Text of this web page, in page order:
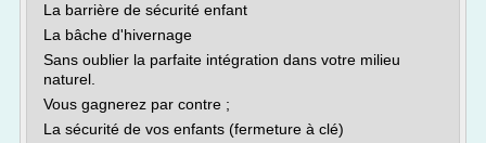
La barrière de sécurité enfant
La bâche d'hivernage
Sans oublier la parfaite intégration dans votre milieu
naturel.
Vous gagnerez par contre ;
La sécurité de vos enfants (fermeture à clé)